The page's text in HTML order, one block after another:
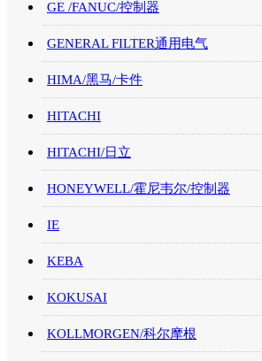
GE /FANUC/控制器
GENERAL FILTER通用电气
HIMA/黑马/卡件
HITACHI
HITACHI/日立
HONEYWELL/霍尼韦尔/控制器
IE
KEBA
KOKUSAI
KOLLMORGEN/科尔摩根